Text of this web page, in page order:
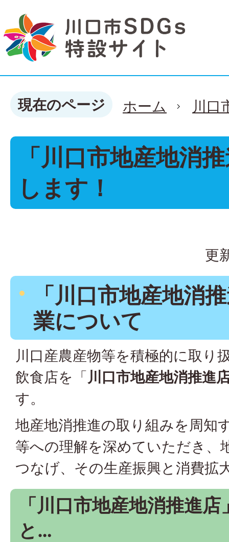
現在のページ ホーム 川口
「川口市地産地消
します！
更
「川口市地産地消
業について
川口産農産物等を積極的に取り
飲食店を「川口市地産地消推進
す。
地産地消推進の取り組みを周知
等への理解を深めていただき、
つなげ、その生産振興と消費拡
「川口市地産地消推進
と…